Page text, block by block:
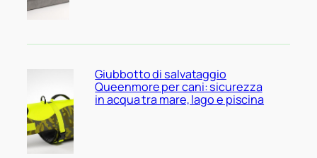
Giubbotto di salvataggio
Queenmore per cani: sicurezza
in acqua tra mare, lago e piscina